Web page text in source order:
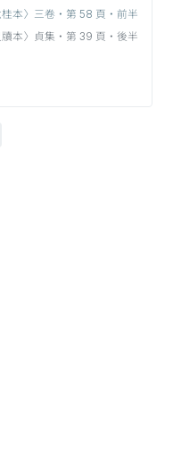
桂本〉三卷‧第 58 頁‧前半
牘本〉貞集‧第 39 頁‧後半